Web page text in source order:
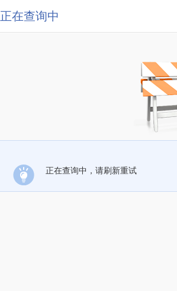
正在查询中
正在查询中，请刷新重试